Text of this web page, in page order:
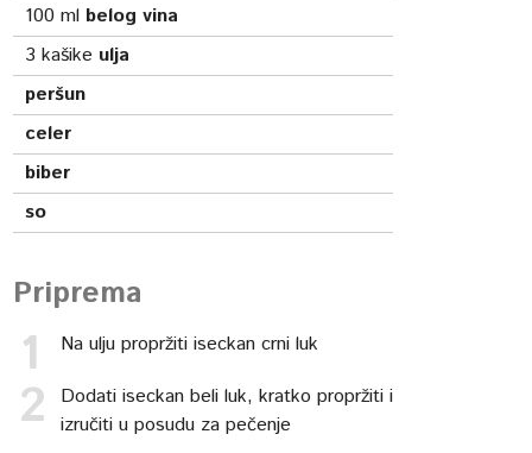
100 ml belog vina
3 kašike ulja
peršun
celer
biber
so
Priprema
Na ulju propržiti iseckan crni luk
Dodati iseckan beli luk, kratko propržiti i
izručiti u posudu za pečenje